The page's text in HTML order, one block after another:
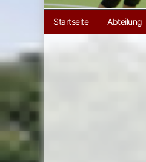
Startseite Abteilung